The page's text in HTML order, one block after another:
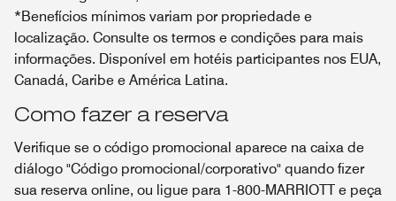
*Benefícios mínimos variam por propriedade e
localização. Consulte os termos e condições para mais
informações. Disponível em hotéis participantes nos EUA,
Canadá, Caribe e América Latina.
Como fazer a reserva
Verifique se o código promocional aparece na caixa de
diálogo "Código promocional/corporativo" quando fizer
sua reserva online, ou ligue para 1-800-MARRIOTT e peça